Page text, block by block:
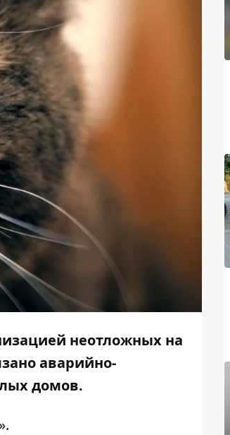
неотложных на
аварийно-
домов.
».